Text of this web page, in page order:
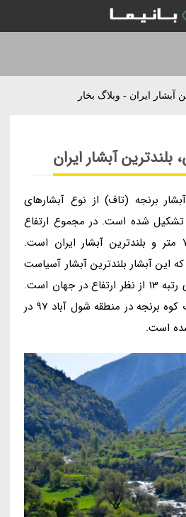
آبشار ایران - وبلاگ بخار
بلندترین آبشار ایران
برنجه (تاف) از نوع آبشارهای
تشکیل شده است. در مجموع ارتفاع
آبشار تاف در حدود 750 متر و بلندترین آبشار ایران است.
این آبشار بلندترین آبشار آسیاست
و برخی گفته اند که دارای رتبه 13 از نظر ارتفاع در جهان است.
این آبشار زیبا در ارتفاعات کوه برنجه در منطقه شول آباد 97 در
شده است.